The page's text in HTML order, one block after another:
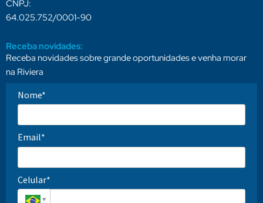
CNPJ:
64.025.752/0001-90
Receba novidades:
Receba novidades sobre grande oportunidades e venha morar
na Riviera
Nome*
Email*
Celular*